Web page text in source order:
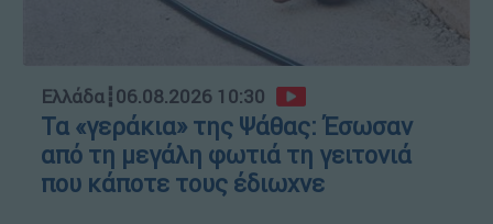
Ελλάδα┋06.08.2026 10:30
Τα «γεράκια» της Ψάθας: Έσωσαν
από τη μεγάλη φωτιά τη γειτονιά
που κάποτε τους έδιωχνε